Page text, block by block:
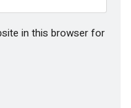
in this browser for